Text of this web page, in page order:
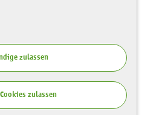
zulassen
zulassen